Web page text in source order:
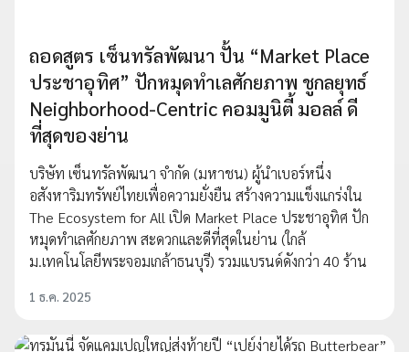
ถอดสูตร เซ็นทรัลพัฒนา ปั้น “Market Place
ประชาอุทิศ” ปักหมุดทำเลศักยภาพ ชูกลยุทธ์
Neighborhood-Centric คอมมูนิตี้ มอลล์ ดี
ที่สุดของย่าน
บริษัท เซ็นทรัลพัฒนา จำกัด (มหาชน) ผู้นำเบอร์หนึ่ง
อสังหาริมทรัพย์ไทยเพื่อความยั่งยืน สร้างความแข็งแกร่งใน
The Ecosystem for All เปิด Market Place ประชาอุทิศ ปัก
หมุดทำเลศักยภาพ สะดวกและดีที่สุดในย่าน (ใกล้
ม.เทคโนโลยีพระจอมเกล้าธนบุรี) รวมแบรนด์ดังกว่า 40 ร้าน
1 ธ.ค. 2025